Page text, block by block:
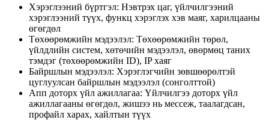
Хэрэглээний бүртгэл: Нэвтрэх цаг, үйлчилгээний
хэрэглээний түүх, функц хэрэглэх хэв маяг, харилцааны
өгөгдөл
Төхөөрөмжийн мэдээлэл: Төхөөрөмжийн төрөл,
үйлдлийн систем, хөтөчийн мэдээлэл, өвөрмөц таних
тэмдэг (төхөөрөмжийн ID), IP хаяг
Байршлын мэдээлэл: Хэрэглэгчийн зөвшөөрөлтэй
цуглуулсан байршлын мэдээлэл (сонголттой)
Апп доторх үйл ажиллагаа: Үйлчилгээ доторх үйл
ажиллагааны өгөгдөл, жишээ нь мессеж, таалагдсан,
профайл харах, хайлтын түүх